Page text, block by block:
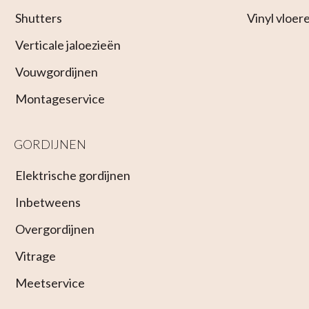
Shutters
Verticale jaloezieën
Vouwgordijnen
Montageservice
GORDIJNEN
Elektrische gordijnen
Inbetweens
Overgordijnen
Vitrage
Meetservice
Vinyl